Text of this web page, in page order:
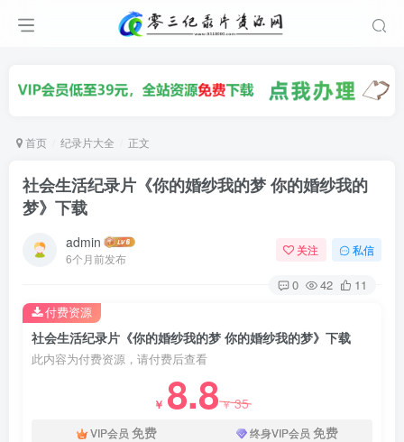
首页 纪录片大全 正文
社会生活纪录片《你的婚纱我的梦 你的婚纱我的
梦》下载
admin
6个月前发布
关注 私信
0 42 11
社会生活纪录片《你的婚纱我的梦 你的婚纱我的梦》下载
此内容为付费资源，请付费后查看
￥ 8.8￥35
VIP会员 免费 终身VIP会员 免费
付费资源